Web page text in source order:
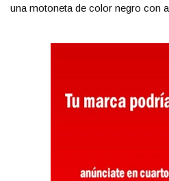
una motoneta de color negro con